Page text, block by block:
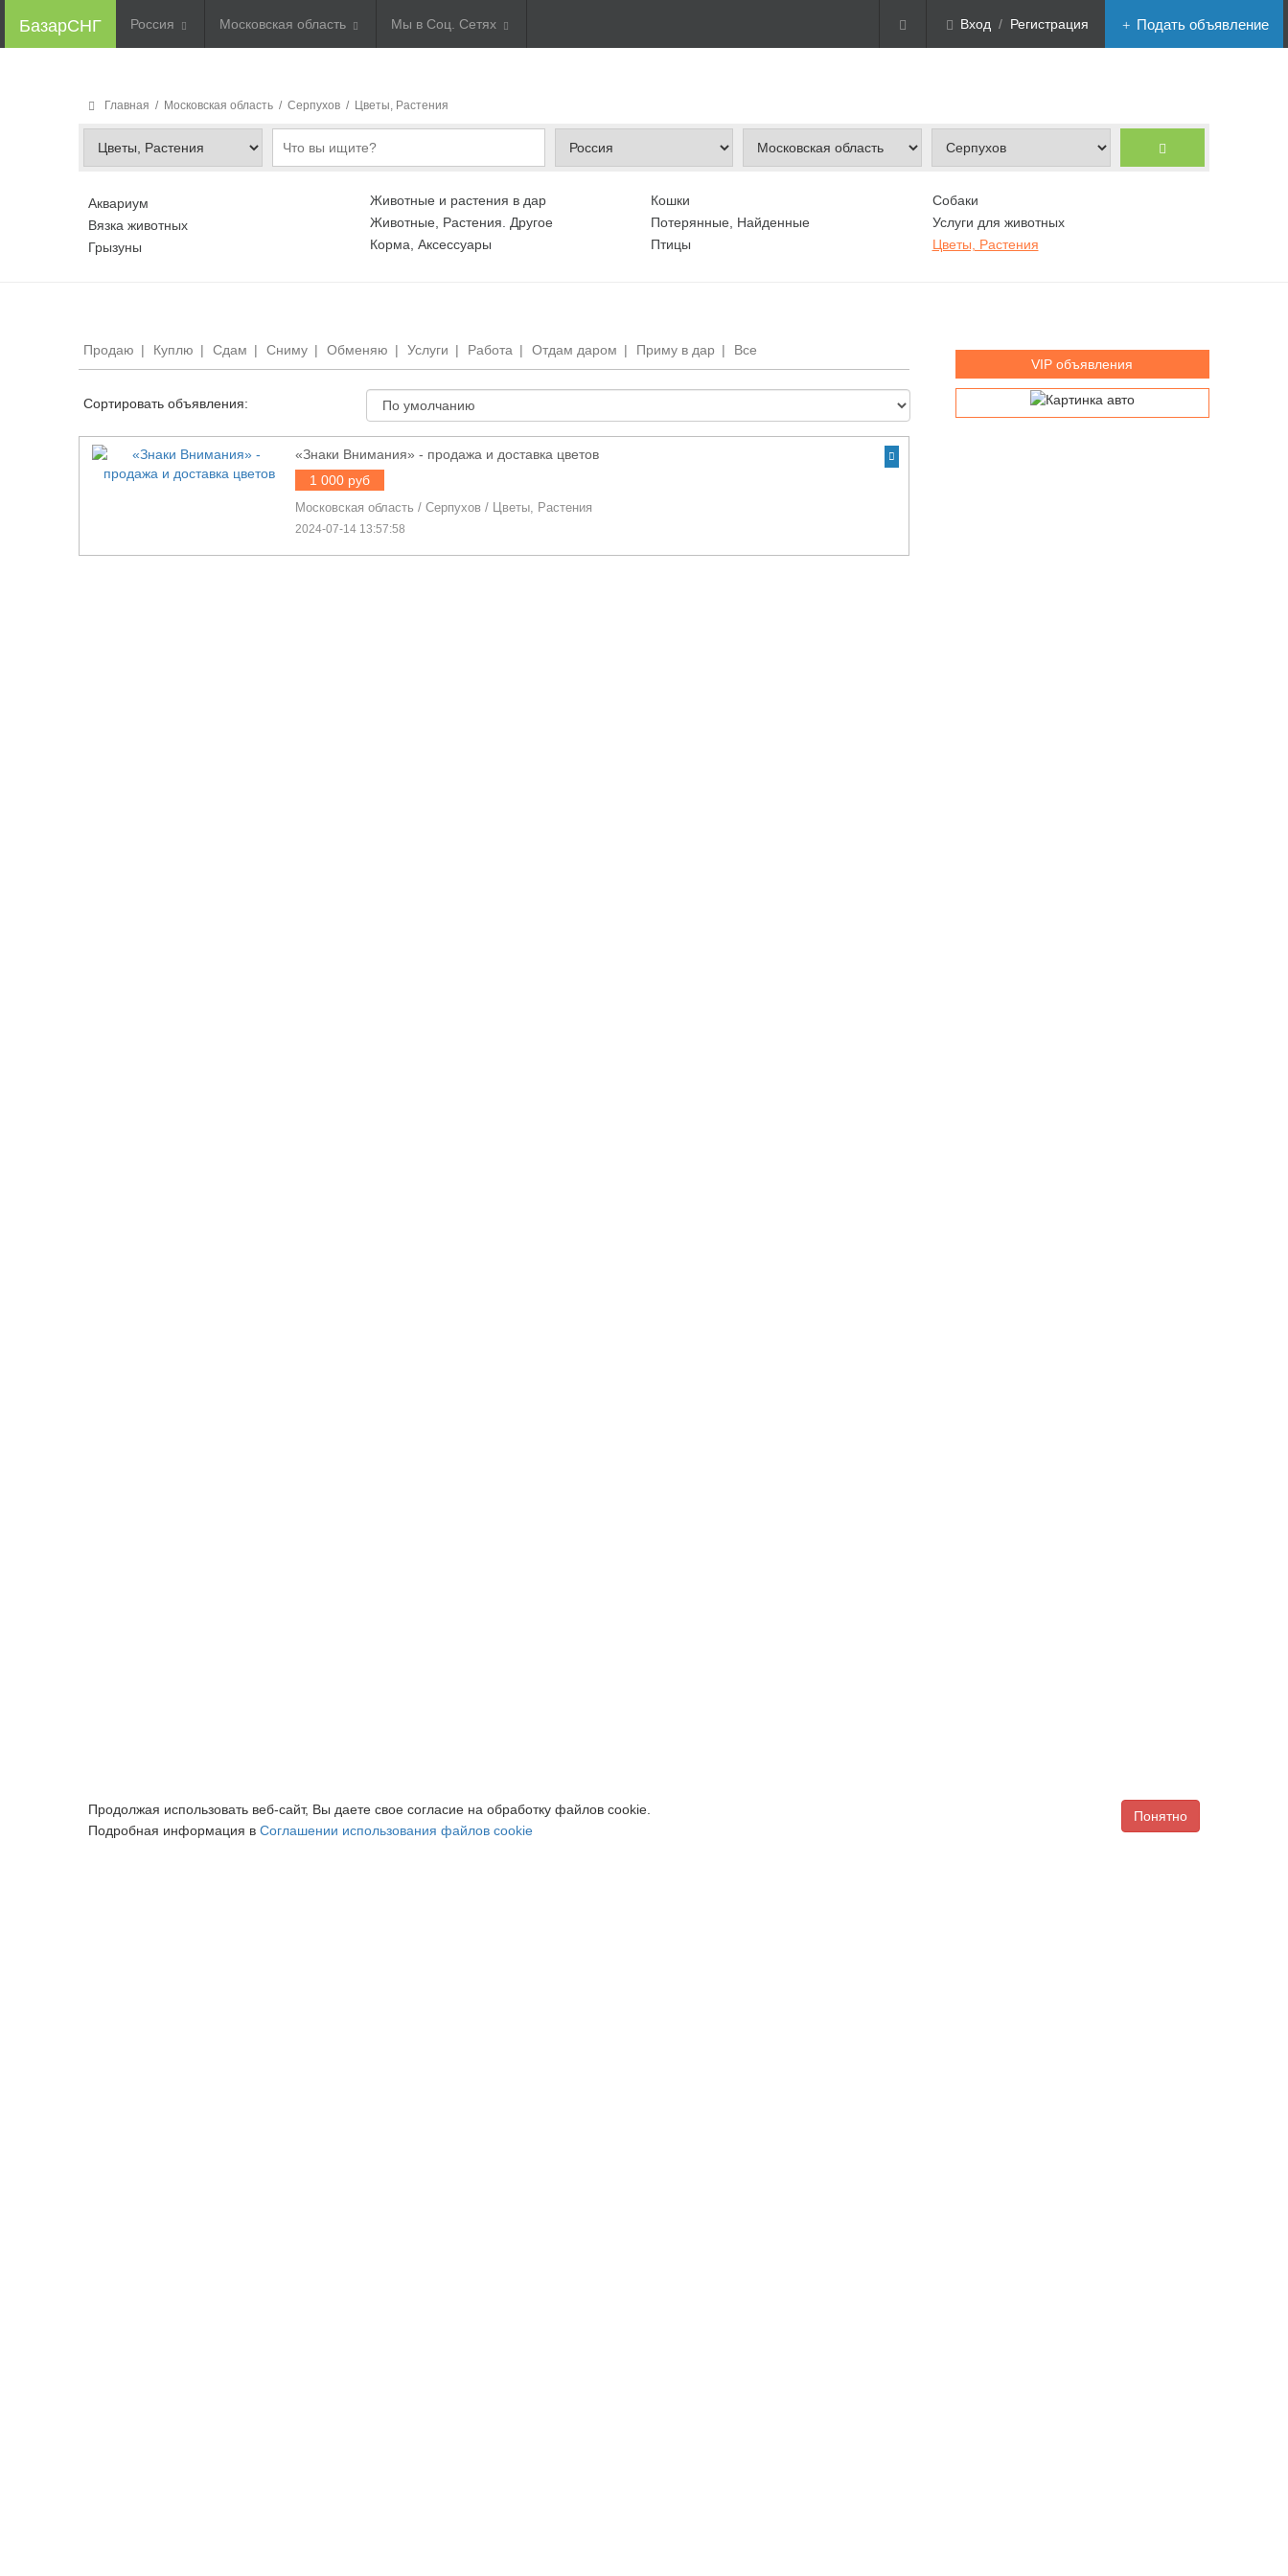
БазарСНГ Россия Московская область Мы в Соц. Сетях Вход / Регистрация Подать объявление
Главная / Московская область / Серпухов / Цветы, Растения
Аквариум
Вязка животных
Грызуны
Животные и растения в дар
Животные, Растения. Другое
Корма, Аксессуары
Кошки
Потерянные, Найденные
Птицы
Собаки
Услуги для животных
Цветы, Растения
Продаю | Куплю | Сдам | Сниму | Обменяю | Услуги | Работа | Отдам даром | Приму в дар | Все
Сортировать объявления:
«Знаки Внимания» - продажа и доставка цветов
1 000 руб
Московская область /Серпухов / Цветы, Растения
2024-07-14 13:57:58
VIP объявления
Продолжая использовать веб-сайт, Вы даете свое согласие на обработку файлов cookie.
Подробная информация в Соглашении использования файлов cookie
Понятно